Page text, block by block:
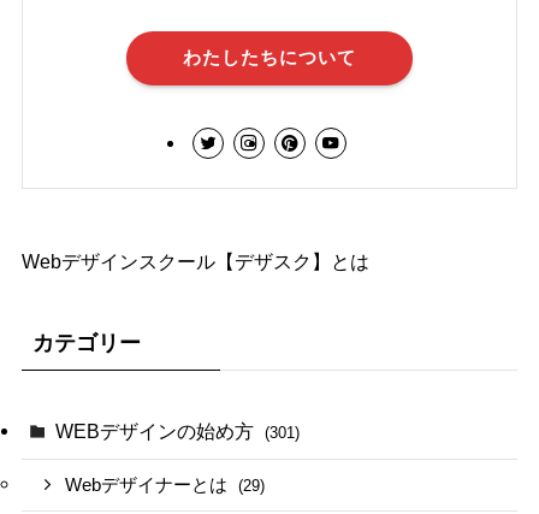
わたしたちについて
Webデザインスクール【デザスク】とは
カテゴリー
WEBデザインの始め方 (301)
Webデザイナーとは (29)